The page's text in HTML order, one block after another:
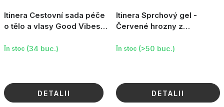
Itinera Cestovní sada péče
o tělo a vlasy Good Vibes,
În stoc (34 buc.)
DETALII
Itinera Sprchový gel -
Červené hrozny z
În stoc (>50 buc.)
DETALII